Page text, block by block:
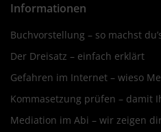
Informationen
Buchvorstellung – so machst
Der Dreisatz – einfach erklärt
Gefahren im Internet – wieso
Kommasetzung prüfen – damit
Mediation im Abi – wir zeigen